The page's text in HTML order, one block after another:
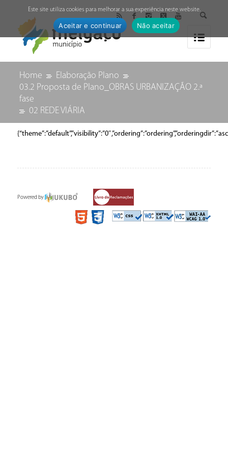
Home
Elaboração Plano
03.2 Proposta de Plano_OBRAS URBANIZAÇÃO 2.ª
fase
02 REDE VIÁRIA
Powered by
Este site utiliza cookies para melhorar a sua experiência neste website.
Aceitar e continuar Não aceitar